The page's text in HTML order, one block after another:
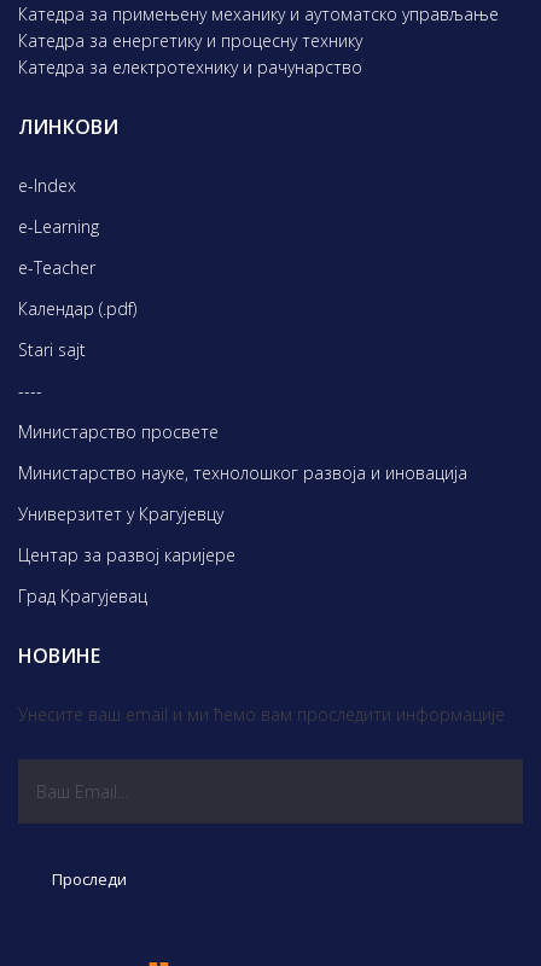
Катедра за примењену механику и аутоматско управљање
Катедра за енергетику и процесну технику
Катедра за електротехнику и рачунарство
ЛИНКОВИ
e-Index
e-Learning
e-Teacher
Календар (.pdf)
Stari sajt
----
Министарство просвете
Министарство науке, технолошког развоја и иновација
Универзитет у Крагујевцу
Центар за развој каријере
Град Крагујевац
НОВИНЕ
Унесите ваш email и ми ћемо вам проследити информације